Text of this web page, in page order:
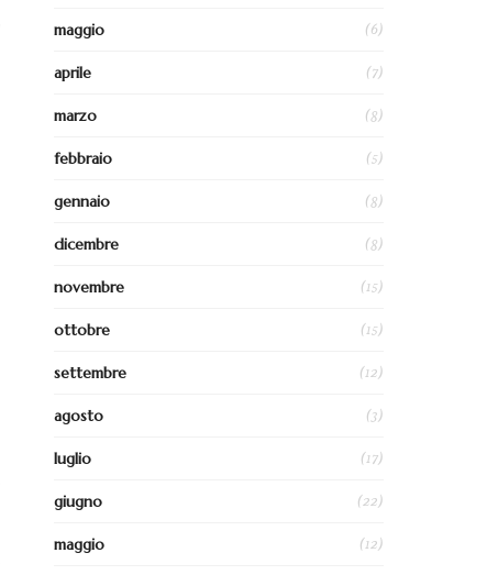
maggio (6)
aprile (7)
marzo (8)
febbraio (5)
gennaio (8)
dicembre (8)
novembre (15)
ottobre (15)
settembre (12)
agosto (3)
luglio (17)
giugno (22)
maggio (12)